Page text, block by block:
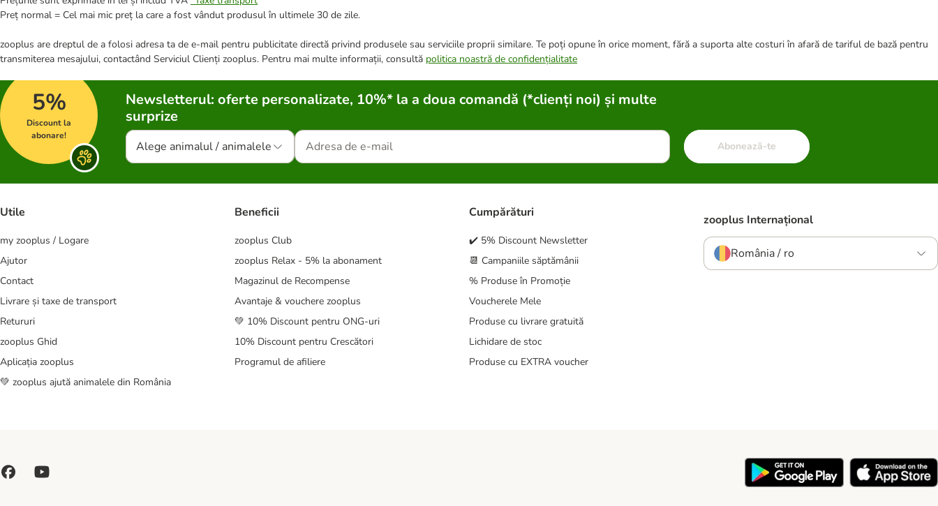
Preț normal = Cel mai mic preț la care a fost vândut produsul în ultimele 30 de zile.
zooplus are dreptul de a folosi adresa ta de e-mail pentru publicitate directă privind produsele sau serviciile proprii similare. Te poți opune în orice moment, fără a suporta alte costuri în afară de tariful de bază pentru
transmiterea mesajului, contactând Serviciul Clienți zooplus. Pentru mai multe informații, consultă politica noastră de confidențialitate
5%
Discount la
abonare!
Newsletterul: oferte personalizate, 10%* la a doua comandă (*clienți noi) și multe
surprize
Alege animalul / animalele Abonează-te
Utile
my zooplus / Logare
Ajutor
Contact
Livrare și taxe de transport
Retururi
zooplus Ghid
Aplicația zooplus
💚 zooplus ajută animalele din România
Beneficii
zooplus Club
zooplus Relax - 5% la abonament
Magazinul de Recompense
Avantaje & vouchere zooplus
💚 10% Discount pentru ONG-uri
10% Discount pentru Crescători
Programul de afiliere
Cumpărături
✔️ 5% Discount Newsletter
📆 Campaniile săptămânii
% Produse în Promoție
Voucherele Mele
Produse cu livrare gratuită
Lichidare de stoc
Produse cu EXTRA voucher
zooplus Internațional
România / ro